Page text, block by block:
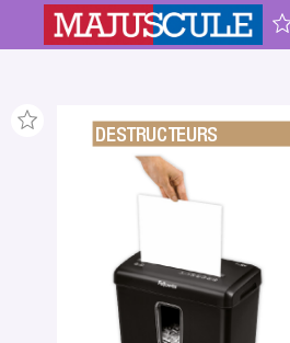
DESTRUCTEURS